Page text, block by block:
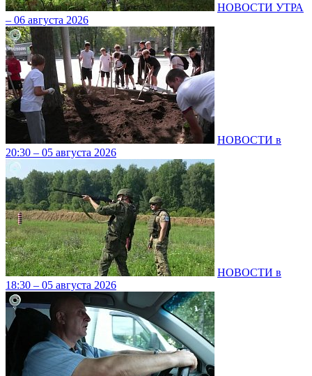
НОВОСТИ УТРА
– 06 августа 2026
НОВОСТИ в
20:30 – 05 августа 2026
НОВОСТИ в
18:30 – 05 августа 2026